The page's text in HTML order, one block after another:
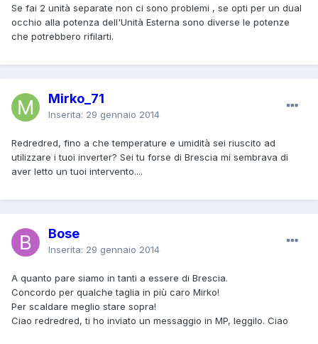
Se fai 2 unità separate non ci sono problemi , se opti per un dual
occhio alla potenza dell'Unità Esterna sono diverse le potenze
che potrebbero rifilarti.
Mirko_71
Inserita: 29 gennaio 2014
Redredred, fino a che temperature e umidità sei riuscito ad
utilizzare i tuoi inverter? Sei tu forse di Brescia mi sembrava di
aver letto un tuoi intervento....
Bose
Inserita: 29 gennaio 2014
A quanto pare siamo in tanti a essere di Brescia.
Concordo per qualche taglia in più caro Mirko!
Per scaldare meglio stare sopra!
Ciao redredred, ti ho inviato un messaggio in MP, leggilo. Ciao